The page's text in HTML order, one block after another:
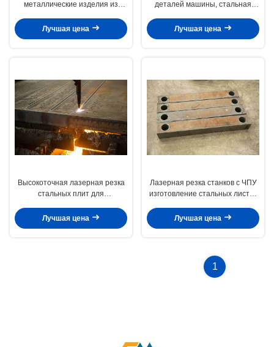
металлические изделия из
сбалансированных весов и
Лучшая цена
деталей машины, стальная
для нанесения металлических
Лучшая цена
Высокоточная лазерная резка
стальных плит для
промышленных оборудований
Лучшая цена
Лазерная резка станков с ЧПУ
изготовление стальных листов
металлообрабатывающих
машин
Лучшая цена
1